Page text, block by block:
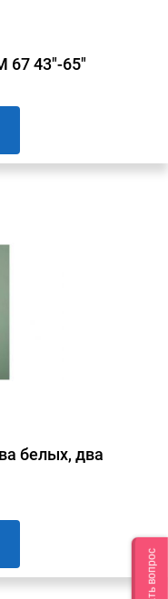
67 43"-65"
белых, два